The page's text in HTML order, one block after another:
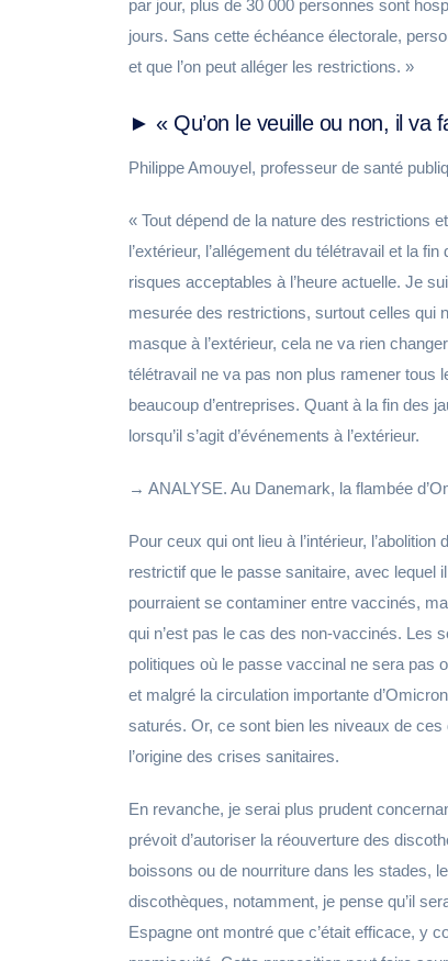
par jour, plus de 30 000 personnes sont
jours. Sans cette échéance électorale,
et que l’on peut alléger les restrictions. »
► « Qu’on le veuille ou non, il va
Philippe Amouyel, professeur de santé
« Tout dépend de la nature des restrictions
l’extérieur, l’allégement du télétravail et la
risques acceptables à l’heure actuelle. Je
mesurée des restrictions, surtout celles qui
masque à l’extérieur, cela ne va rien
télétravail ne va pas non plus ramener tous
beaucoup d’entreprises. Quant à la fin des
lorsqu’il s’agit d’événements à l’extérieur.
→ ANALYSE. Au Danemark, la flambée
Pour ceux qui ont lieu à l’intérieur,
restrictif que le passe sanitaire, avec lequel
pourraient se contaminer entre vaccinés,
qui n’est pas le cas des non-vaccinés. Les
politiques où le passe vaccinal ne sera pas
et malgré la circulation importante
saturés. Or, ce sont bien les niveaux de
l’origine des crises sanitaires.
En revanche, je serai plus prudent
prévoit d’autoriser la réouverture des
boissons ou de nourriture dans les stades,
discothèques, notamment, je pense qu’il
Espagne ont montré que c’était efficace, y